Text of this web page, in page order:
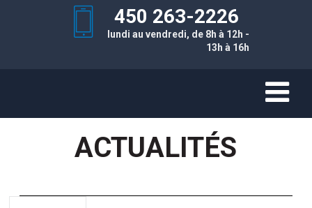
450 263-2226
lundi au vendredi, de 8h à 12h -
13h à 16h
ACTUALITÉS